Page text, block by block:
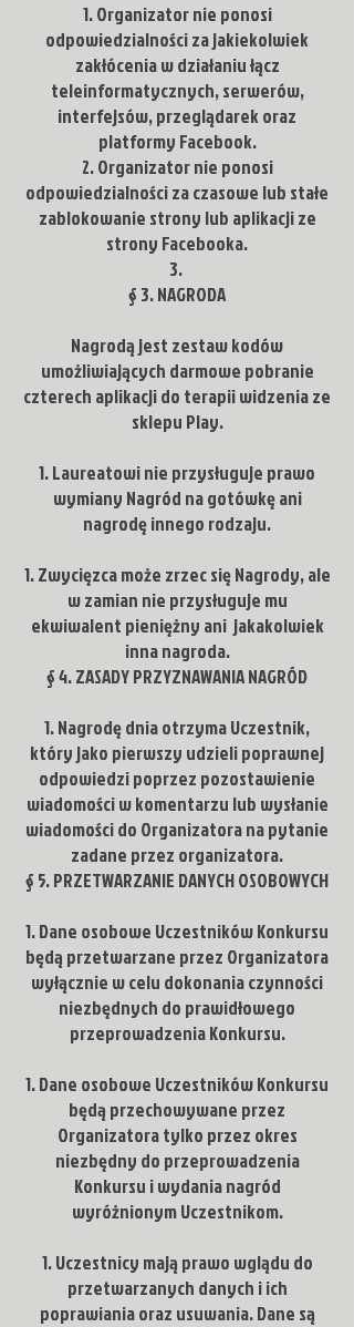
Organizator nie ponosi
odpowiedzialności za jakiekolwiek
zakłócenia w działaniu łącz
teleinformatycznych, serwerów,
interfejsów, przeglądarek oraz
platformy Facebook.
Organizator nie ponosi
odpowiedzialności za czasowe lub stałe
zablokowanie strony lub aplikacji ze
strony Facebooka.
§ 3. NAGRODA
Nagrodą jest zestaw kodów
umożliwiających darmowe pobranie
czterech aplikacji do terapii widzenia ze
sklepu Play.
Laureatowi nie przysługuje prawo
wymiany Nagród na gotówkę ani
nagrodę innego rodzaju.
Zwycięzca może zrzec się Nagrody, ale
w zamian nie przysługuje mu
ekwiwalent pieniężny ani jakakolwiek
inna nagroda.
§ 4. ZASADY PRZYZNAWANIA NAGRÓD
1. Nagrodę dnia otrzyma Uczestnik,
który jako pierwszy udzieli poprawnej
odpowiedzi poprzez pozostawienie
wiadomości w komentarzu lub wysłanie
wiadomości do Organizatora na pytanie
zadane przez organizatora.
§ 5. PRZETWARZANIE DANYCH OSOBOWYCH
Dane osobowe Uczestników Konkursu
będą przetwarzane przez Organizatora
wyłącznie w celu dokonania czynności
niezbędnych do prawidłowego
przeprowadzenia Konkursu.
Dane osobowe Uczestników Konkursu
będą przechowywane przez
Organizatora tylko przez okres
niezbędny do przeprowadzenia
Konkursu i wydania nagród
wyróżnionym Uczestnikom.
Uczestnicy mają prawo wglądu do
przetwarzanych danych i ich
poprawiania oraz usuwania. Dane są